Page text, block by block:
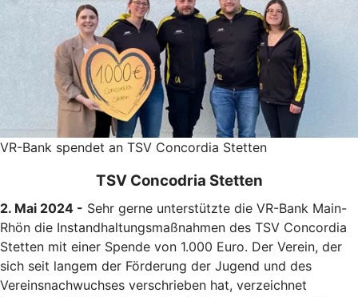
VR-Bank spendet an TSV Concordia Stetten
TSV Concodria Stetten
2. Mai 2024 - Sehr gerne unterstützte die VR-Bank Main-
Rhön die Instandhaltungsmaßnahmen des TSV Concordia
Stetten mit einer Spende von 1.000 Euro. Der Verein, der
sich seit langem der Förderung der Jugend und des
Vereinsnachwuchses verschrieben hat, verzeichnet